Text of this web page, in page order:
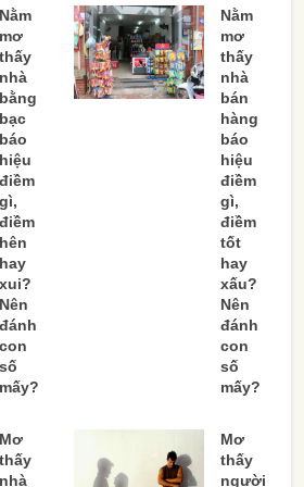
Nằm
mơ
thấy
nhà
bằng
bạc
báo
hiệu
điềm
gì,
điềm
hên
hay
xui?
Nên
đánh
con
số
mấy?
Nằm
mơ
thấy
nhà
bán
hàng
báo
hiệu
điềm
gì,
điềm
tốt
hay
xấu?
Nên
đánh
con
số
mấy?
Mơ
thấy
nhà
Mơ
thấy
người